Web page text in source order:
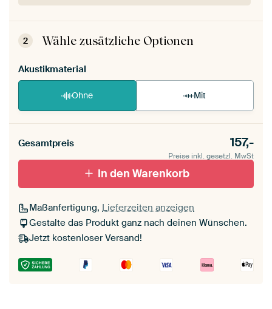
Dein ArtFrame ist im Handumdrehen
aufgebaut.Montageanleitung ansehen
2 Wähle zusätzliche Optionen
Akustikmaterial
Ohne Mit
Gesamtpreis 157,-
Preise inkl. gesetzl. MwSt
In den Warenkorb
Maßanfertigung, Lieferzeiten anzeigen
Gestalte das Produkt ganz nach deinen Wünschen.
Jetzt kostenloser Versand!